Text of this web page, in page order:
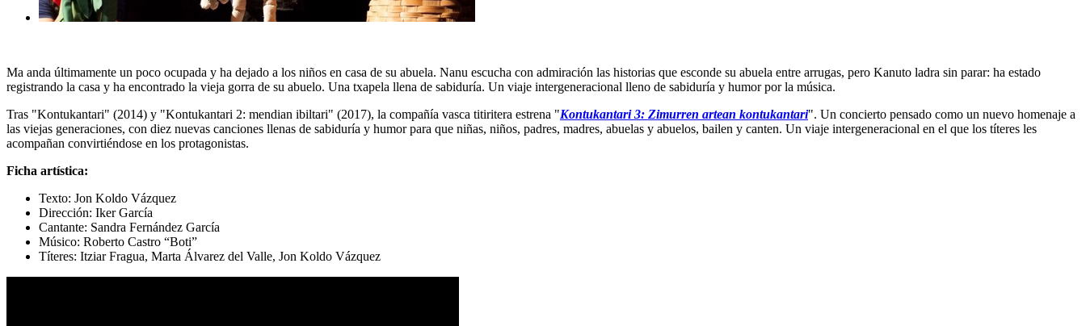
Ma anda últimamente un poco ocupada y ha dejado a los niños en casa de su abuela. Nanu escucha con admiración las historias que esconde su abuela entre arrugas, pero Kanuto ladra sin parar: ha estado
registrando la casa y ha encontrado la vieja gorra de su abuelo. Una txapela llena de sabiduría. Un viaje intergeneracional lleno de sabiduría y humor por la música.
Tras "Kontukantari" (2014) y "Kontukantari 2: mendian ibiltari" (2017), la compañía vasca titiritera estrena "Kontukantari 3: Zimurren artean kontukantari". Un concierto pensado como un nuevo homenaje a
las viejas generaciones, con diez nuevas canciones llenas de sabiduría y humor para que niñas, niños, padres, madres, abuelas y abuelos, bailen y canten. Un viaje intergeneracional en el que los títeres les
acompañan convirtiéndose en los protagonistas.
Ficha artística:
Texto: Jon Koldo Vázquez
Dirección: Iker García
Cantante: Sandra Fernández García
Músico: Roberto Castro “Boti”
Títeres: Itziar Fragua, Marta Álvarez del Valle, Jon Koldo Vázquez